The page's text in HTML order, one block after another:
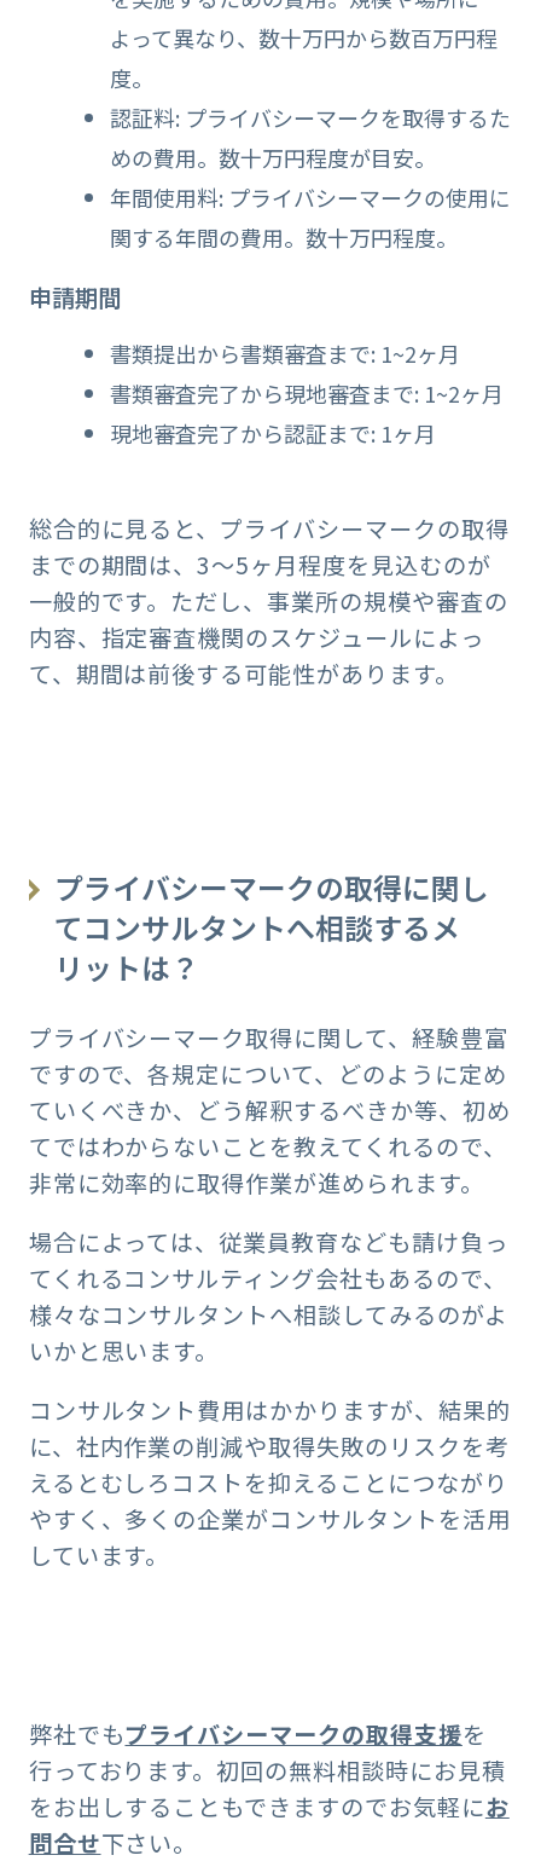
よって異なり、数十万円から数百万円程
度。
認証料: プライバシーマークを取得するた
めの費用。数十万円程度が目安。
年間使用料: プライバシーマークの使用に
関する年間の費用。数十万円程度。
申請期間
書類提出から書類審査まで: 1~2ヶ月
書類審査完了から現地審査まで: 1~2ヶ月
現地審査完了から認証まで: 1ヶ月
総合的に見ると、プライバシーマークの取得
までの期間は、3～5ヶ月程度を見込むのが
一般的です。ただし、事業所の規模や審査の
内容、指定審査機関のスケジュールによっ
て、期間は前後する可能性があります。
プライバシーマークの取得に関し
てコンサルタントへ相談するメ
リットは？
プライバシーマーク取得に関して、経験豊富
ですので、各規定について、どのように定め
ていくべきか、どう解釈するべきか等、初め
てではわからないことを教えてくれるので、
非常に効率的に取得作業が進められます。
場合によっては、従業員教育なども請け負っ
てくれるコンサルティング会社もあるので、
様々なコンサルタントへ相談してみるのがよ
いかと思います。
コンサルタント費用はかかりますが、結果的
に、社内作業の削減や取得失敗のリスクを考
えるとむしろコストを抑えることにつながり
やすく、多くの企業がコンサルタントを活用
しています。
弊社でもプライバシーマークの取得支援を
行っております。初回の無料相談時にお見積
をお出しすることもできますのでお気軽にお
問合せ下さい。